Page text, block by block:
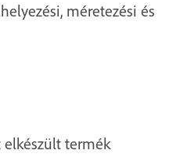
méretezési és
elkészült termék